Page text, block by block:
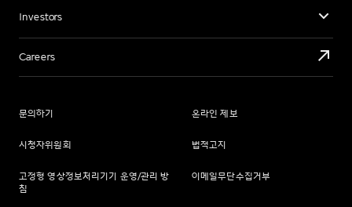
Investors
Careers
문의하기 온라인 제보
시청자위원회 법적고지
고정형 영상정보처리기기 운영/관리 방
침
이메일무단수집거부